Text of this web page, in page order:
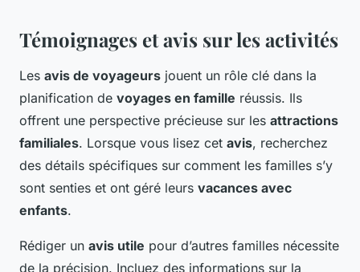
Témoignages et avis sur les activités
Les avis de voyageurs jouent un rôle clé dans la
planification de voyages en famille réussis. Ils
offrent une perspective précieuse sur les attractions
familiales. Lorsque vous lisez cet avis, recherchez
des détails spécifiques sur comment les familles s’y
sont senties et ont géré leurs vacances avec
enfants.
Rédiger un avis utile pour d’autres familles nécessite
de la précision. Incluez des informations sur la